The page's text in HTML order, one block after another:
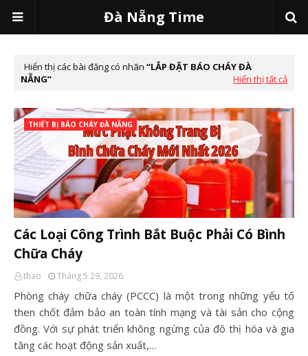
Đà Nẵng Time
Hiển thị các bài đăng có nhãn
LẮP ĐẶT BÁO CHÁY ĐÀ
NẴNG
Hiển thị tất cả
THIẾT BỊ BÁO CHÁY ĐÀ NẴNG
Các Loại Công Trình Bắt Buộc Phải Có Bình
Chữa Cháy
thao Tháng 5 29, 2026
Phòng cháy chữa cháy (PCCC) là một trong những yếu tố
then chốt đảm bảo an toàn tính mạng và tài sản cho cộng
đồng. Với sự phát triển không ngừng của đô thị hóa và gia
tăng các hoạt động sản xuất,…